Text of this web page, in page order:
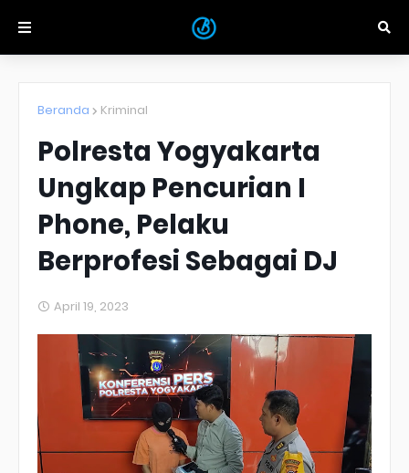
Beranda Kriminal
Polresta Yogyakarta
Ungkap Pencurian I
Phone, Pelaku
Berprofesi Sebagai DJ
April 19, 2023